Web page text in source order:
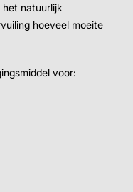
het natuurlijk
hoeveel moeite
voor: